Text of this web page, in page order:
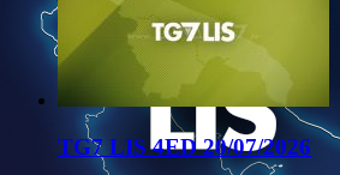
TG7 LIS 4ED 20/07/2026